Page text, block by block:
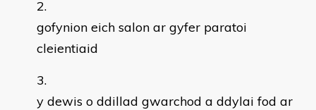
gofynion eich salon ar gyfer paratoi
cleientiaid
y dewis o ddillad gwarchod a ddylai fod ar